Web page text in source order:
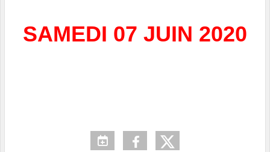
SAMEDI 07 JUIN 2020